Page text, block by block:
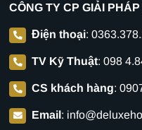
CÔNG TY CP GIẢI
Điện thoại:
TV Kỹ Thuật: 098
CS khách hàng:
Email: